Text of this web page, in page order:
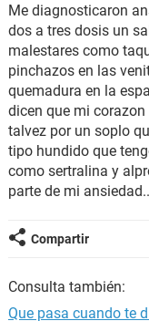
Me diagnosticaron
dos a tres dosis un
malestares como
pinchazos en las
quemadura en la
dicen que mi
talvez por un soplo
tipo hundido que
como sertralina y
parte de mi
Compartir
Consulta también:
Que pasa cuando te